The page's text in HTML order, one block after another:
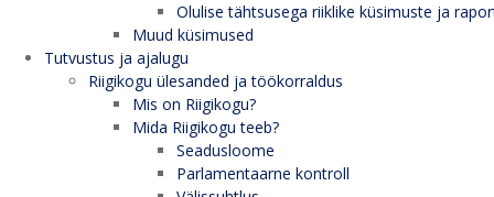
Olulise tähtsusega riiklike küsimuste ja
Muud küsimused
Tutvustus ja ajalugu
Riigikogu ülesanded ja töökorraldus
Mis on Riigikogu?
Mida Riigikogu teeb?
Seadusloome
Parlamentaarne kontroll